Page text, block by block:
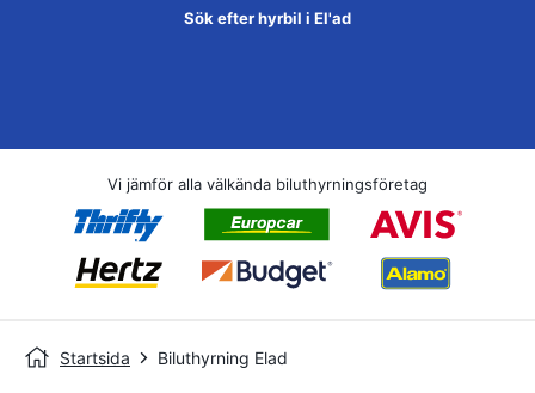
Sök efter hyrbil i El'ad
Vi jämför alla välkända biluthyrningsföretag
Startsida Biluthyrning Elad